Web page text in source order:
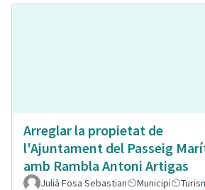
Arreglar la propietat de
l'Ajuntament del Passeig
amb Rambla Antoni Artigas
Julià Fosa Sebastian Municipi